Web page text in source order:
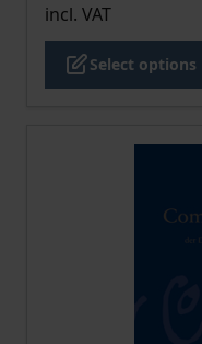
incl. VAT
Select options